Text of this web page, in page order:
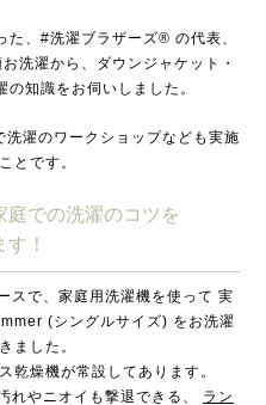
、#洗濯ブラザーズ® の代表、
洗濯から、ダウンジャケット・
の知識をお伺いしました。
洗濯のワークショップなども実施
とです。
庭での洗濯のコツを
！
スで、家庭用洗濯機を使って 実
(シングルサイズ) をお洗濯
ました。
乾燥機が常設してあります。
れやニオイも撃退できる、
ラン